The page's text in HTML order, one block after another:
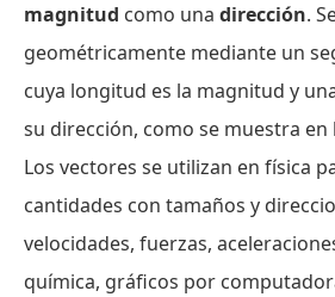
magnitud como una dirección.
geométricamente mediante un
cuya longitud es la magnitud y
su dirección, como se muestra
Los vectores se utilizan en física
cantidades con tamaños y
velocidades, fuerzas,
química, gráficos por